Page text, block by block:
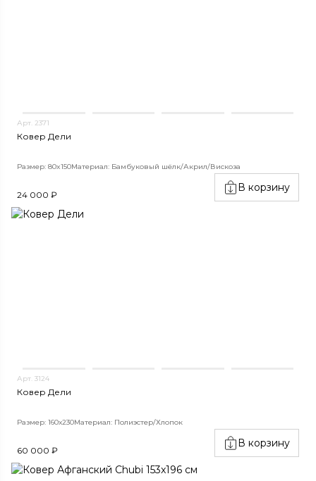
Арт. 2371
Ковер Дели
Размер: 80x150Материал: Бамбуковый шёлк/Акрил/Вискоза
24 000 ₽
В корзину
Арт. 3124
Ковер Дели
Размер: 160х230Материал: Полиэстер/Хлопок
60 000 ₽
В корзину